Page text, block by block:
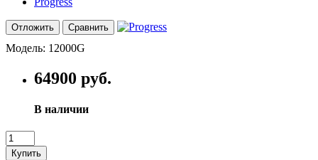
Отложить Сравнить
Модель: 12000G
64900 руб.
В наличии
Купить